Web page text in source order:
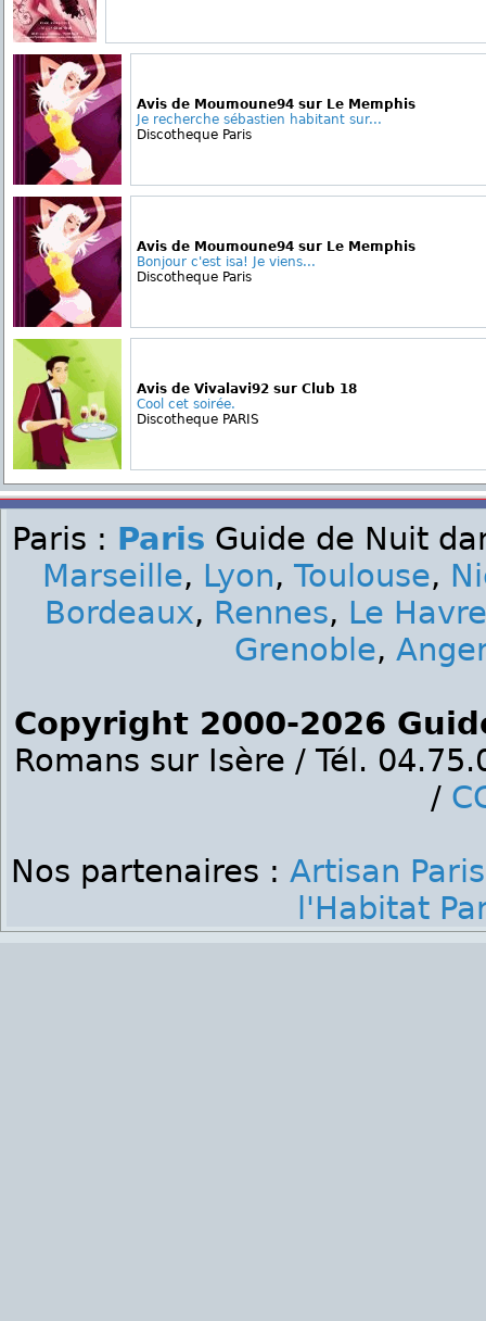
Avis de Moumoune94 sur Le Memphis
Je recherche sébastien habitant sur...
Discotheque Paris
Avis de Moumoune94 sur Le Memphis
Bonjour c'est isa! Je viens...
Discotheque Paris
Avis de Vivalavi92 sur Club 18
Cool cet soirée.
Discotheque PARIS
Paris : Paris Guide de Nuit
Marseille, Lyon, Toulouse,
Bordeaux, Rennes, Le Havre
Grenoble,
Copyright 2000-2026
Romans sur Isère / Tél.
/
Nos partenaires : Artisan Paris
l'Habitat